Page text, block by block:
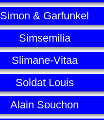
Simon & Garfunkel
Simsemilia
Slimane-Vitaa
Soldat Louis
Alain Souchon